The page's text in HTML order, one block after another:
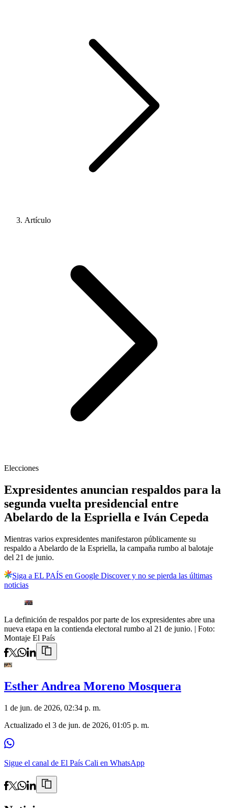
Artículo
Elecciones
Expresidentes anuncian respaldos para la
segunda vuelta presidencial entre
Abelardo de la Espriella e Iván Cepeda
Mientras varios expresidentes manifestaron públicamente su
respaldo a Abelardo de la Espriella, la campaña rumbo al balotaje
del 21 de junio.
Siga a EL PAÍS en Google Discover y no se pierda las últimas
noticias
La definición de respaldos por parte de los expresidentes abre una
nueva etapa en la contienda electoral rumbo al 21 de junio. | Foto:
Montaje El País
Esther Andrea Moreno Mosquera
1 de jun. de 2026, 02:34 p. m.
Actualizado el 3 de jun. de 2026, 01:05 p. m.
Sigue el canal de El País Cali en WhatsApp